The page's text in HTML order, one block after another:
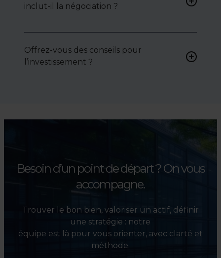
attentes et votre secteur.
inclut-il la négociation ?
négocier le prix, le bail ou les
conditions de vente.
Offrez-vous des conseils pour
l’investissement ?
l’évaluation et la valorisation
Besoin d’un point de départ ?On vous
accompagne.
Trouver le bon bien, valoriser un actif, définir
une stratégie : notre
équipe est là pour vous orienter, avec clarté et
méthode.